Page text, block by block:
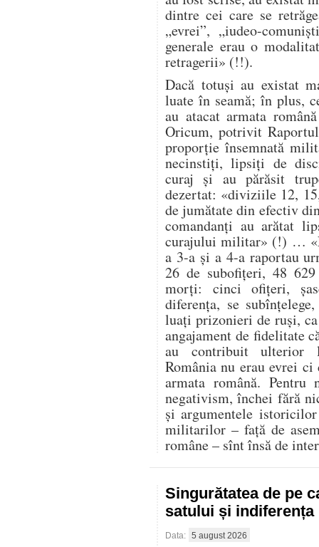
dintre cei care se
„evrei”, „iudeo-
generale erau o
retragerii» (!!).
Dacă totuși au existat
luate în seamă; în plus,
au atacat armata
Oricum, potrivit
proporție însemnată
necinstiți, lipsiți de
curaj și au părăsit
dezertat: «diviziile 12,
de jumătate din efectiv
comandanți au arătat
curajului militar» (!) …
a 3-a și a 4-a raportau
26 de subofițeri, 48
morți: cinci ofițeri,
diferența, se
luați prizonieri de ruși,
angajament de fidelitate
au contribuit ulterior
România nu erau evrei
armata română.
negativism, închei fără
și argumentele
militarilor – față de
române – sînt însă de
Singurătatea de pe
satului și
Data: 5 august 2026